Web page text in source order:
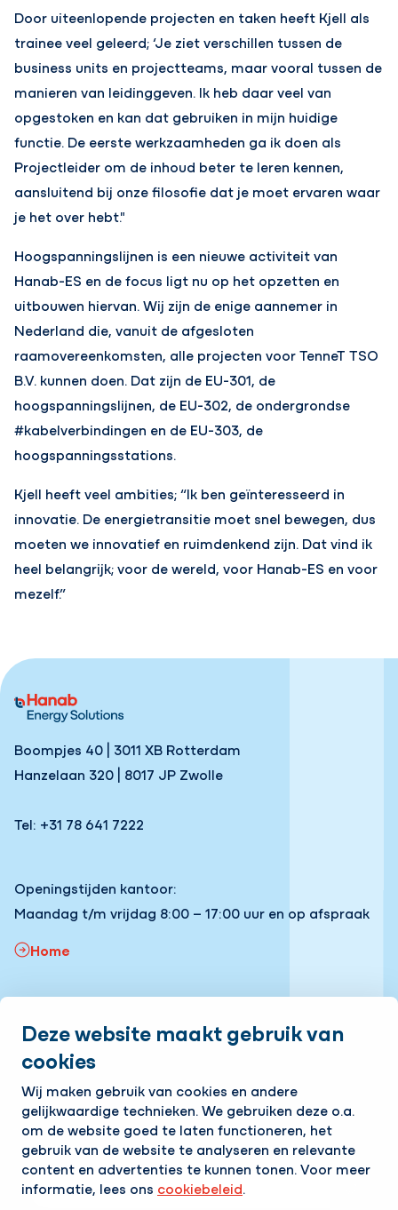
Deze website maakt gebruik van
cookies
Wij maken gebruik van cookies en andere
gelijkwaardige technieken. We gebruiken deze o.a.
om de website goed te laten functioneren, het
gebruik van de website te analyseren en relevante
content en advertenties te kunnen tonen. Voor meer
informatie, lees ons cookiebeleid.
Door uiteenlopende projecten en taken heeft Kjell als
trainee veel geleerd; ‘Je ziet verschillen tussen de
business units en projectteams, maar vooral tussen de
manieren van leidinggeven. Ik heb daar veel van
opgestoken en kan dat gebruiken in mijn huidige
functie. De eerste werkzaamheden ga ik doen als
Projectleider om de inhoud beter te leren kennen,
aansluitend bij onze filosofie dat je moet ervaren waar
je het over hebt."
Hoogspanningslijnen is een nieuwe activiteit van
Hanab-ES en de focus ligt nu op het opzetten en
uitbouwen hiervan. Wij zijn de enige aannemer in
Nederland die, vanuit de afgesloten
raamovereenkomsten, alle projecten voor TenneT TSO
B.V. kunnen doen. Dat zijn de EU-301, de
hoogspanningslijnen, de EU-302, de ondergrondse
#kabelverbindingen en de EU-303, de
hoogspanningsstations.
Kjell heeft veel ambities; “Ik ben geïnteresseerd in
innovatie. De energietransitie moet snel bewegen, dus
moeten we innovatief en ruimdenkend zijn. Dat vind ik
heel belangrijk; voor de wereld, voor Hanab-ES en voor
mezelf.”
Boompjes 40 | 3011 XB Rotterdam
Hanzelaan 320 | 8017 JP Zwolle
Tel: +31 78 641 7222
Openingstijden kantoor:
Maandag t/m vrijdag 8:00 – 17:00 uur en op afspraak
Home
Onze vacatures
Volg ons
LinkedInInstagramFacebookYouTube
Op de hoogte blijven van het laatste nieuws?
Ontvang onze nieuwsbrief in je mailbox!
E-mailadres